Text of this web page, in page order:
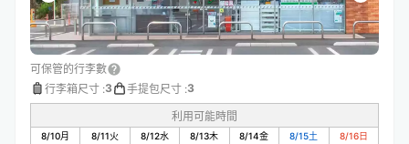
可保管的行李數
行李箱尺寸 :3 手提包尺寸 :3
利用可能時間
8/10月 8/11火 8/12水 8/13木 8/14金 8/15土 8/16日